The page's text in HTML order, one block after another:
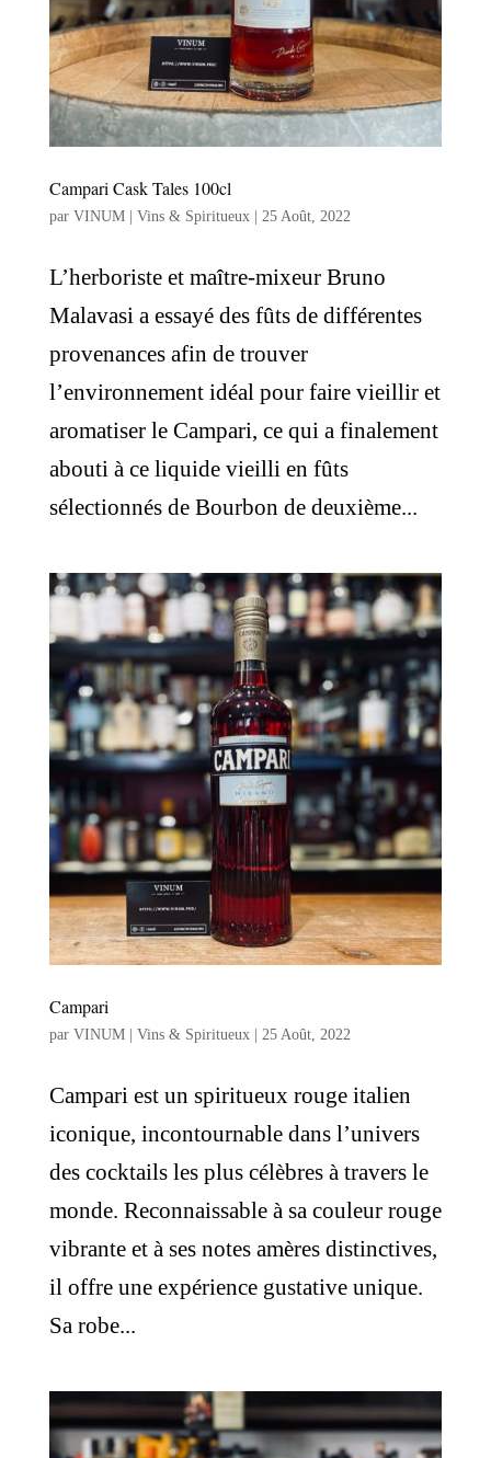
Campari Cask Tales 100cl
par VINUM | Vins & Spiritueux| 25 Août, 2022
L’herboriste et maître-mixeur Bruno
Malavasi a essayé des fûts de différentes
provenances afin de trouver
l’environnement idéal pour faire vieillir et
aromatiser le Campari, ce qui a finalement
abouti à ce liquide vieilli en fûts
sélectionnés de Bourbon de deuxième...
Campari
par VINUM | Vins & Spiritueux| 25 Août, 2022
Campari est un spiritueux rouge italien
iconique, incontournable dans l’univers
des cocktails les plus célèbres à travers le
monde. Reconnaissable à sa couleur rouge
vibrante et à ses notes amères distinctives,
il offre une expérience gustative unique.
Sa robe...